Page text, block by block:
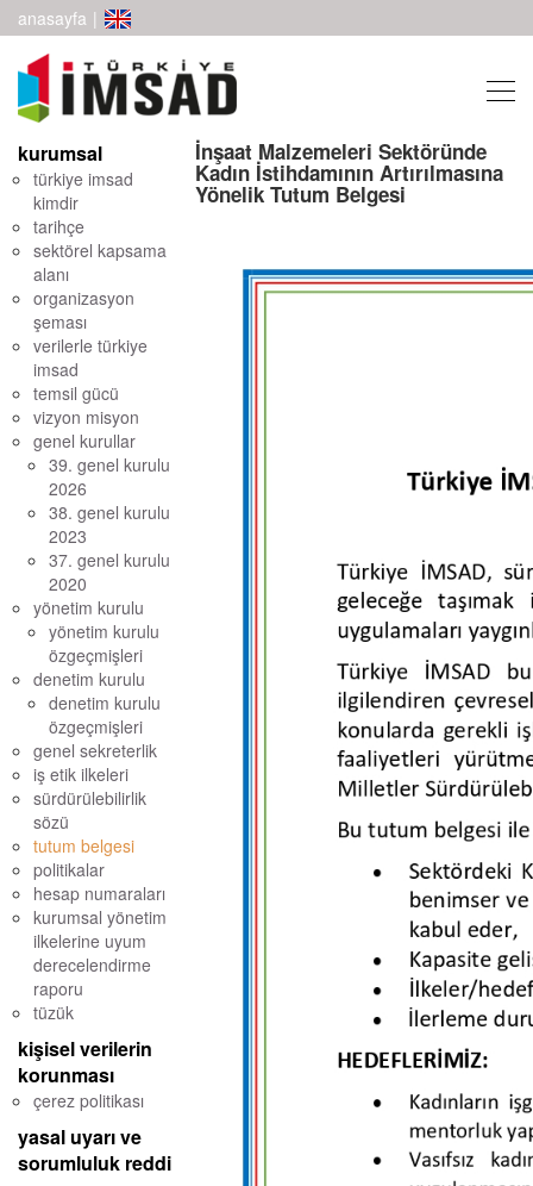
anasayfa |
kurumsal
türkiye imsad
kimdir
tarihçe
sektörel kapsama
alanı
organizasyon
şeması
verilerle türkiye
imsad
temsil gücü
vizyon misyon
genel kurullar
39. genel kurulu
2026
38. genel kurulu
2023
37. genel kurulu
2020
yönetim kurulu
yönetim kurulu
özgeçmişleri
denetim kurulu
denetim kurulu
özgeçmişleri
genel sekreterlik
iş etik ilkeleri
sürdürülebilirlik
sözü
tutum belgesi
politikalar
hesap numaraları
kurumsal yönetim
ilkelerine uyum
derecelendirme
raporu
tüzük
kişisel verilerin
korunması
çerez politikası
yasal uyarı ve
sorumluluk reddi
İnşaat Malzemeleri Sektöründe
Kadın İstihdamının Artırılmasına
Yönelik Tutum Belgesi